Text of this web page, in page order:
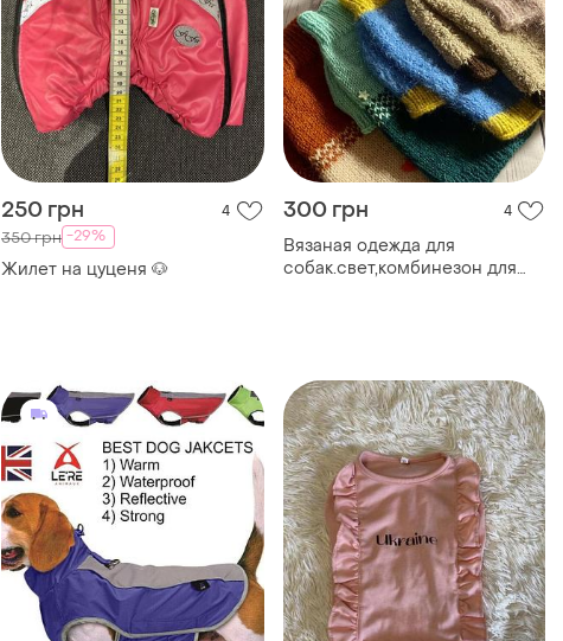
250 грн 4
350 грн -29%
Жилет на цуценя 🐶
300 грн 4
Вязаная одежда для
собак.свет,комбинезон для